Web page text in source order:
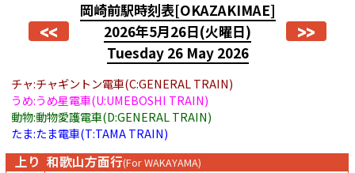
<<
岡崎前駅時刻表[OKAZAKIMAE]
2026年5月26日(火曜日)
Tuesday 26 May 2026
>>
チャ:チャギントン電車(C:GENERAL TRAIN)
うめ:うめ星電車(U:UMEBOSHI TRAIN)
動物:動物愛護電車(D:GENERAL TRAIN)
たま:たま電車(T:TAMA TRAIN)
上り 和歌山方面行(For WAKAYAMA)